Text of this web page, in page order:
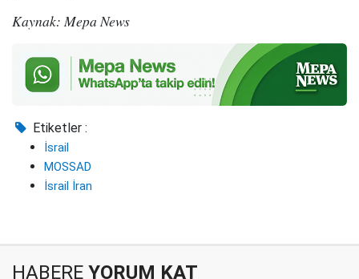
Kaynak: Mepa News
Etiketler :
İsrail
MOSSAD
İsrail İran
HABERE YORUM KAT